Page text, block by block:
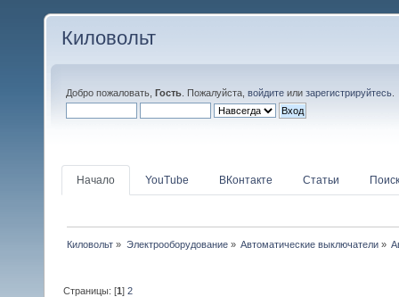
Киловольт
Добро пожаловать, Гость . Пожалуйста, войдите или зарегистрируйтесь
Начало YouTube ВКонтакте Статьи Поиск
Киловольт » Электрооборудование» Автоматические выключатели»
Страницы: [1]2